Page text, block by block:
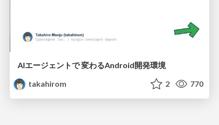
AIエージェントで 変わるAndroid開発環境
takahirom
2 770